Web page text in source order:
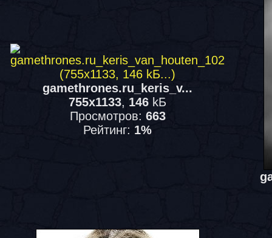
gamethrones.ru_keris_v...
755x1133, 146 kБ
Просмотров: 663
Рейтинг: 1%